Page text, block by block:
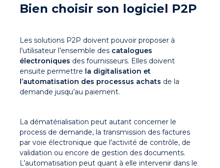
Bien choisir son logiciel P2P
Les solutions P2P doivent pouvoir proposer à
l’utilisateur l’ensemble des catalogues
électroniques des fournisseurs. Elles doivent
ensuite permettre la digitalisation et
l’automatisation des processus achats de la
demande jusqu’au paiement.
La dématérialisation peut autant concerner le
process de demande, la transmission des factures
par voie électronique que l’activité de contrôle, de
validation ou encore de gestion des documents.
L’automatisation peut quant à elle intervenir dans le